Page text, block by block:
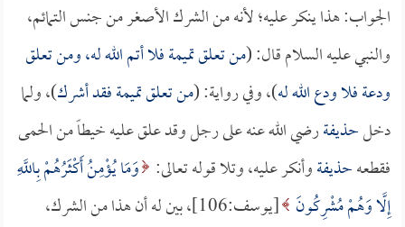
الجواب: هذا ينكر عليه؛ لأنه من الشرك الأصغر من جنس التمائم،
والنبي عليه السلام قال: (من تعلق تميمة فلا أتم الله له، ومن تعلق
ودعة فلا ودع الله له)، وفي رواية: (من تعلق تميمة فقد أشرك)، ولما
دخلحذيفةرضي الله عنه على رجل وقد علق عليه خيطاً من الحمى
فقطعهحذيفةوأنكر عليه، وتلا قوله تعالى: وَمَا يُؤْمِنُ أَكْثَرُهُمْ بِاللَّهِ
إِلَّا وَهُمْ مُشْرِكُونَ
[يوسف:106]، بين له أن هذا من الشرك،